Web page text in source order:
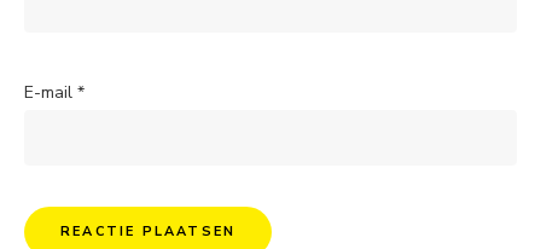
E-mail *